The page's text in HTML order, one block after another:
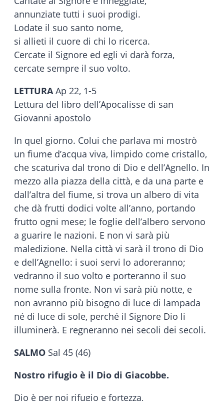
annunziate tutti i suoi prodigi.
Lodate il suo santo nome,
si allieti il cuore di chi lo ricerca.
Cercate il Signore ed egli vi darà forza,
cercate sempre il suo volto.
LETTURAAp 22, 1-5
Lettura del libro dell’Apocalisse di san
Giovanni apostolo
In quel giorno. Colui che parlava mi mostrò
un fiume d’acqua viva, limpido come cristallo,
che scaturiva dal trono di Dio e dell’Agnello. In
mezzo alla piazza della città, e da una parte e
dall’altra del fiume, si trova un albero di vita
che dà frutti dodici volte all’anno, portando
frutto ogni mese; le foglie dell’albero servono
a guarire le nazioni. E non vi sarà più
maledizione. Nella città vi sarà il trono di Dio
e dell’Agnello: i suoi servi lo adoreranno;
vedranno il suo volto e porteranno il suo
nome sulla fronte. Non vi sarà più notte, e
non avranno più bisogno di luce di lampada
né di luce di sole, perché il Signore Dio li
illuminerà. E regneranno nei secoli dei secoli.
SALMO Sal 45 (46)
Nostro rifugio è il Dio di Giacobbe.
Dio è per noi rifugio e fortezza,